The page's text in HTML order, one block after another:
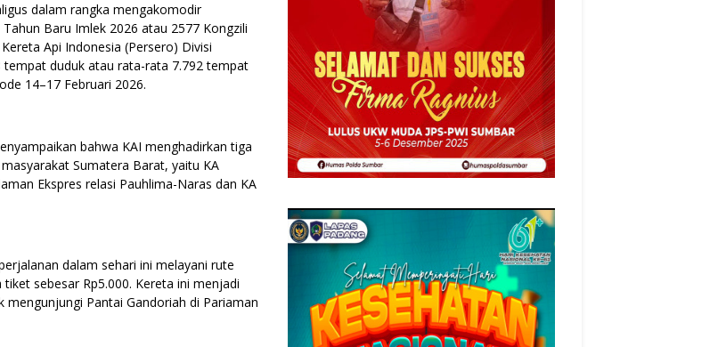
dalam rangka mengakomodir
Baru Imlek 2026 atau 2577 Kongzili
Api Indonesia (Persero) Divisi
duduk atau rata-rata 7.792 tempat
14–17 Februari 2026.
bahwa KAI menghadirkan tiga
Sumatera Barat, yaitu KA
Ekspres relasi Pauhlima-Naras dan KA
dalam sehari ini melayani rute
sebesar Rp5.000. Kereta ini menjadi
Pantai Gandoriah di Pariaman